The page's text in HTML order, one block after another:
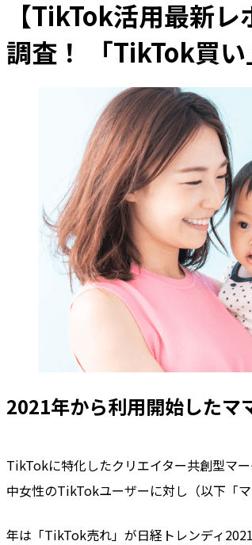
【TikTok活用最新
調査！ 「TikTok買
2021年から利用開始したマ
TikTokに特化したクリエイター共創型マ
中女性のTikTokユーザーに対し（以下「
年は「TikTok売れ」が日経トレンディ